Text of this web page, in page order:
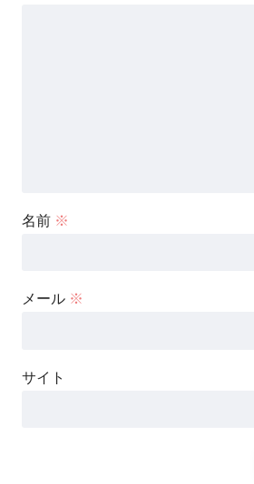
名前 ※
メール ※
サイト